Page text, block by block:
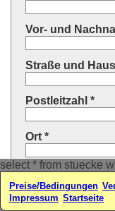
select * from stuecke
Vor- und
Straße und
Postleitzahl *
Ort *
Land *
Ihre E-Mail-
Preise/Bedingungen
Impressum Startseite